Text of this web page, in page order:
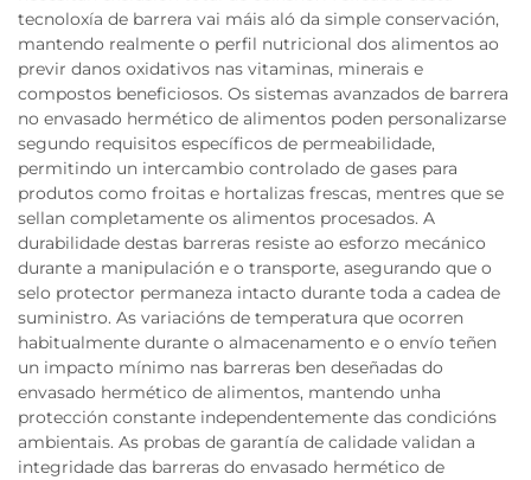
tecnoloxía de barrera vai máis aló da simple conservación,
mantendo realmente o perfil nutricional dos alimentos ao
previr danos oxidativos nas vitaminas, minerais e
compostos beneficiosos. Os sistemas avanzados de barrera
no envasado hermético de alimentos poden personalizarse
segundo requisitos específicos de permeabilidade,
permitindo un intercambio controlado de gases para
produtos como froitas e hortalizas frescas, mentres que se
sellan completamente os alimentos procesados. A
durabilidade destas barreras resiste ao esforzo mecánico
durante a manipulación e o transporte, asegurando que o
selo protector permaneza intacto durante toda a cadea de
suministro. As variacións de temperatura que ocorren
habitualmente durante o almacenamento e o envío teñen
un impacto mínimo nas barreras ben deseñadas do
envasado hermético de alimentos, mantendo unha
protección constante independentemente das condicións
ambientais. As probas de garantía de calidade validan a
integridade das barreras do envasado hermético de